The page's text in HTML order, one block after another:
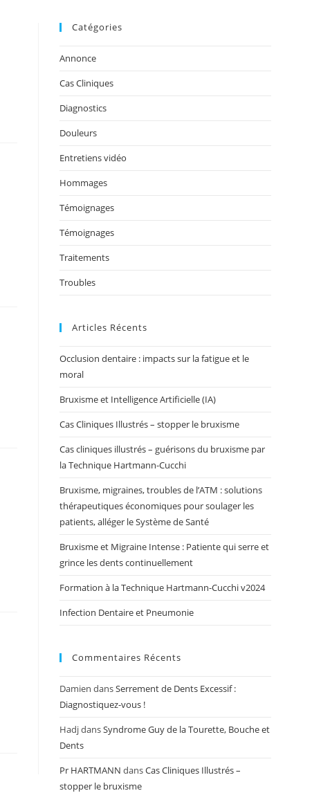
Catégories
Annonce
Cas Cliniques
Diagnostics
Douleurs
Entretiens vidéo
Hommages
Témoignages
Témoignages
Traitements
Troubles
Articles Récents
Occlusion dentaire : impacts sur la fatigue et le
moral
Bruxisme et Intelligence Artificielle (IA)
Cas Cliniques Illustrés – stopper le bruxisme
Cas cliniques illustrés – guérisons du bruxisme par
la Technique Hartmann-Cucchi
Bruxisme, migraines, troubles de l’ATM : solutions
thérapeutiques économiques pour soulager les
patients, alléger le Système de Santé
Bruxisme et Migraine Intense : Patiente qui serre et
grince les dents continuellement
Formation à la Technique Hartmann-Cucchi v2024
Infection Dentaire et Pneumonie
Commentaires Récents
Damien dansSerrement de Dents Excessif :
Diagnostiquez-vous !
HadjdansSyndrome Guy de la Tourette, Bouche et
Dents
Pr HARTMANN dansCas Cliniques Illustrés –
stopper le bruxisme